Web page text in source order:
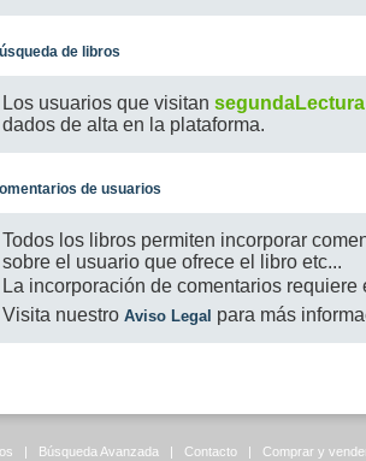
de libros
Los usuarios que visitan segundaLectura
dados de alta en la plataforma.
de usuarios
Todos los libros permiten incorporar
sobre el usuario que ofrece el libro etc...
La incorporación de comentarios
Visita nuestro Aviso Legal para más
| Búsqueda Avanzada | Contacto |
Comprar y